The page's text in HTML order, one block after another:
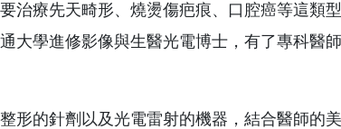
治療先天畸形、燒燙傷疤痕、口腔癌等這類
大學進修影像與生醫光電博士，有了專科醫
形的針劑以及光電雷射的機器，結合醫師的